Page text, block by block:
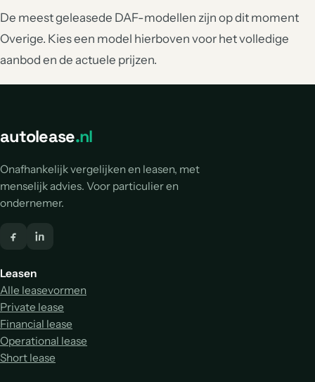
De meest geleasede DAF-modellen zijn op dit moment
Overige. Kies een model hierboven voor het volledige
aanbod en de actuele prijzen.
autolease.nl
Onafhankelijk vergelijken en leasen, met
menselijk advies. Voor particulier en
ondernemer.
Leasen
Alle leasevormen
Private lease
Financial lease
Operational lease
Short lease